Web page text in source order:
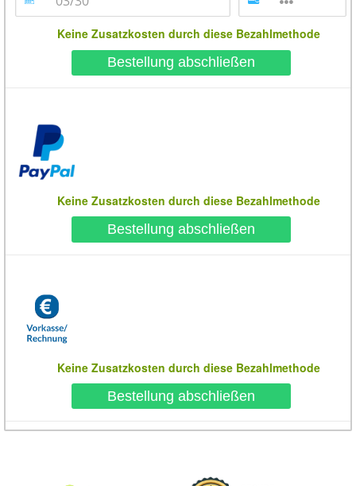
Keine Zusatzkosten durch diese Bezahlmethode
Bestellung abschließen
Keine Zusatzkosten durch diese Bezahlmethode
Bestellung abschließen
Keine Zusatzkosten durch diese Bezahlmethode
Bestellung abschließen